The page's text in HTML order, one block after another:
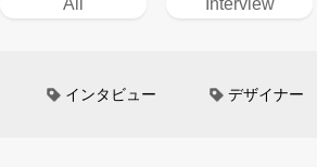
All Interview
インタビュー デザイナー